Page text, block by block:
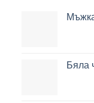
Бяла